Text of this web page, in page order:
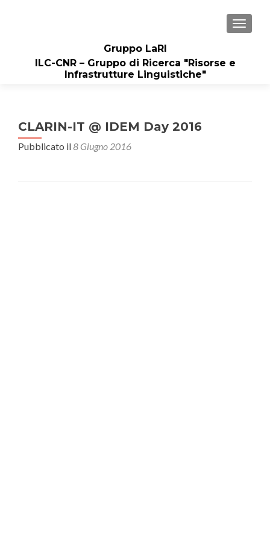
Gruppo LaRI
ILC-CNR – Gruppo di Ricerca "Risorse e
Infrastrutture Linguistiche"
CLARIN-IT @ IDEM Day 2016
Pubblicato il8 Giugno 2016